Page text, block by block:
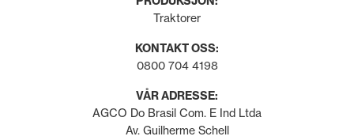
Traktorer
KONTAKT OSS:
0800 704 4198
VÅR ADRESSE:
AGCO Do Brasil Com. E Ind Ltda
Av. Guilherme Schell